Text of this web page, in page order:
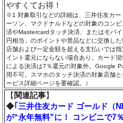
やすくてお得！
※1 対象取引などの詳細は、三井住友カ
ーソン、マクドナルドなどの対象のコン
済やMastercardタッチ決済、またはモバ
円相当」のポイントや景品などに交換し
店舗および一定金額を超える支払いでは
イント還元にならない場合あり。カード
による決済は7％還元の対象外。Google
用不可。スマホのタッチ決済の対象店舗
ービス詳細ページを要確認。）
【 関連記事】
◆｢三井住友カード ゴールド（
が“永年無料”に！ コンビニで7